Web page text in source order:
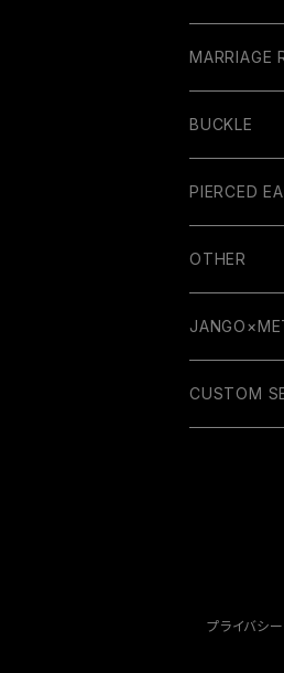
MARRIAGE
BUCKLE
PIERCED
OTHER
GUITAR
RUBBER
WALLET
CUSTOM
プライバシ